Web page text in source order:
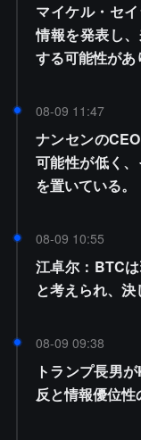
マイケル・セ
情報を発表し
する可能性があ
08-09 11:47
ナンセンの
可能性が低く
を置いている。
08-09 10:55
江卓尔：BTC
と考えられ、決
08-09 09:38
トランプ長男
反と情報優位